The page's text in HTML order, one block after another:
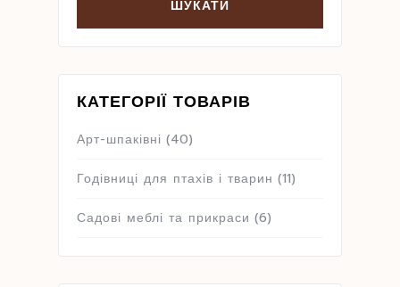
КАТЕГОРІЇ ТОВАРІВ
Арт-шпаківні (40)
Годівниці для птахів і тварин (11)
Садові меблі та прикраси (6)